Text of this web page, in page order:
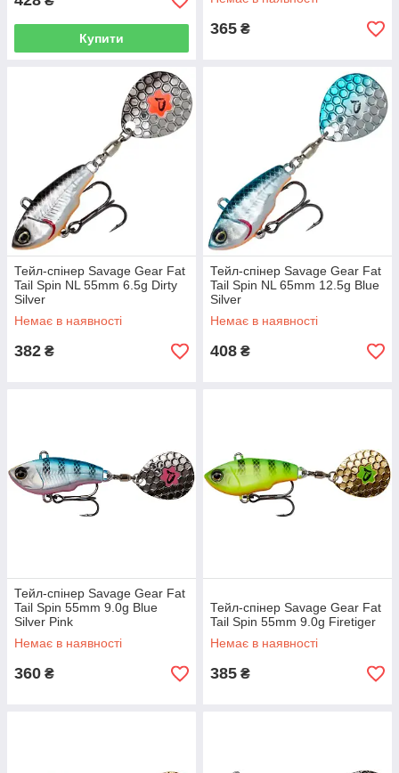
Купити
365 ₴
Тейл-спінер Savage Gear Fat
Tail Spin NL 55mm 6.5g Dirty
Silver
Немає в наявності
382 ₴
Тейл-спінер Savage Gear Fat
Tail Spin NL 65mm 12.5g Blue
Silver
Немає в наявності
408 ₴
Тейл-спінер Savage Gear Fat
Tail Spin 55mm 9.0g Blue
Silver Pink
Немає в наявності
360 ₴
Тейл-спінер Savage Gear Fat
Tail Spin 55mm 9.0g Firetiger
Немає в наявності
385 ₴